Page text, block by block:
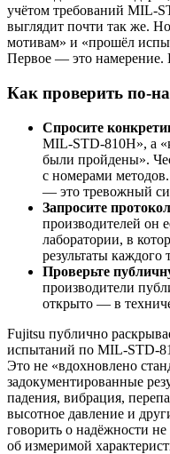
учётом требований MIL-
выглядит почти так же.
мотивам» и «прошёл
Первое — это намерение.
Как проверить по-
Спросите
MIL-STD-810H», а
были пройдены».
с номерами
— это тревожный
Запросите
производителей он
лаборатории, в
результаты каждого
Проверьте
производители
открыто — в
Fujitsu публично
испытаний по MIL-STD-
Это не «вдохновлено
задокументированные
падения, вибрация,
высотное давление и
говорить о надёжности
об измеримой